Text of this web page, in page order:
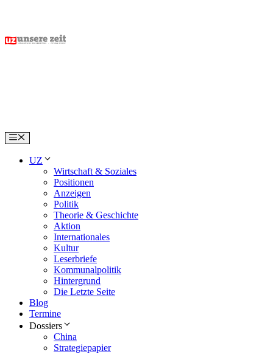
content
Menu
UZ
Wirtschaft & Soziales
Positionen
Anzeigen
Politik
Theorie & Geschichte
Aktion
Internationales
Kultur
Leserbriefe
Kommunalpolitik
Hintergrund
Die Letzte Seite
Blog
Termine
Dossiers
China
Strategiepapier